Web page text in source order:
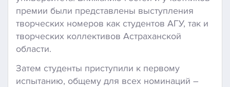
премии были представлены выступления
творческих номеров как студентов АГУ, так и
творческих коллективов Астраханской
области.
Затем студенты приступили к первому
испытанию, общему для всех номинаций –